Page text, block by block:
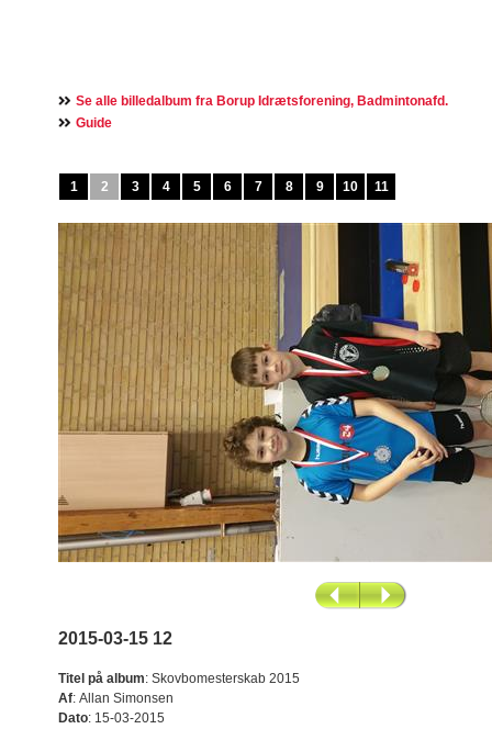
Se alle billedalbum fra Borup Idrætsforening, Badmintonafd.
Guide
1 2 3 4 5 6 7 8 9 10 11
2015-03-15 12
Titel på album: Skovbomesterskab 2015
Af: Allan Simonsen
Dato: 15-03-2015